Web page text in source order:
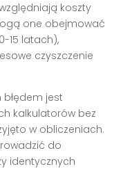
koszty
one obejmować
15 latach),
czyszczenie
jest
kalkulatorów bez
w obliczeniach.
do
identycznych